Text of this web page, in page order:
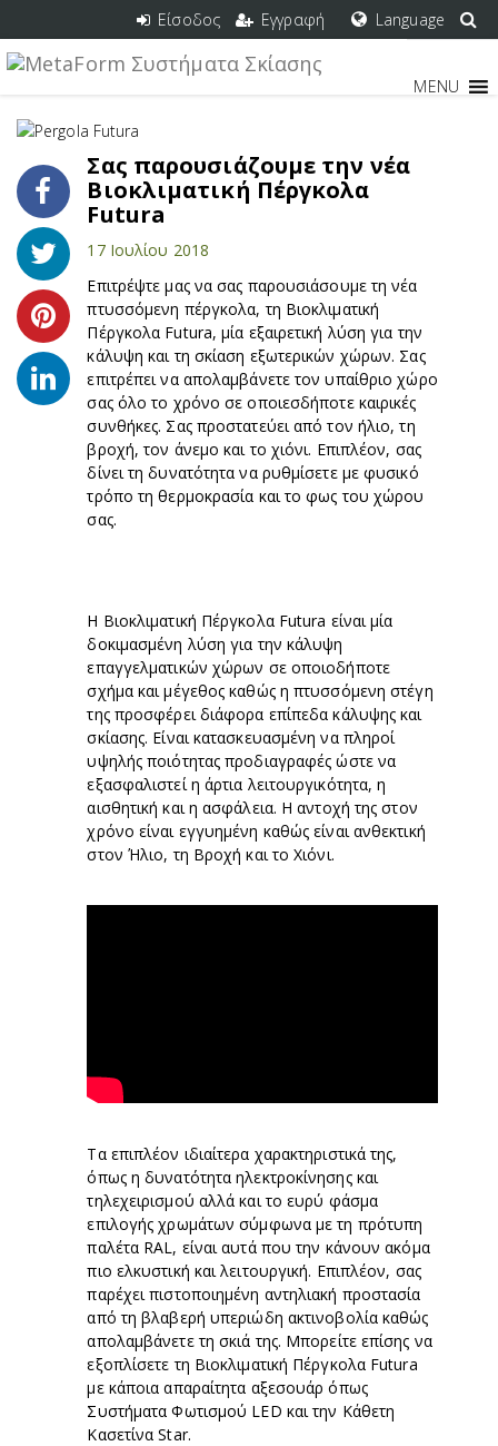
Είσοδος Εγγραφή Language
MENU
Σας παρουσιάζουμε την νέα
Βιοκλιματική Πέργκολα
Futura
17 Ιουλίου 2018
Επιτρέψτε μας να σας παρουσιάσουμε τη νέα
πτυσσόμενη πέργκολα, τη Βιοκλιματική
Πέργκολα Futura, μία εξαιρετική λύση για την
κάλυψη και τη σκίαση εξωτερικών χώρων. Σας
επιτρέπει να απολαμβάνετε τον υπαίθριο χώρο
σας όλο το χρόνο σε οποιεσδήποτε καιρικές
συνθήκες. Σας προστατεύει από τον ήλιο, τη
βροχή, τον άνεμο και το χιόνι. Επιπλέον, σας
δίνει τη δυνατότητα να ρυθμίσετε με φυσικό
τρόπο τη θερμοκρασία και το φως του χώρου
σας.
Η Βιοκλιματική Πέργκολα Futura είναι μία
δοκιμασμένη λύση για την κάλυψη
επαγγελματικών χώρων σε οποιοδήποτε
σχήμα και μέγεθος καθώς η πτυσσόμενη στέγη
της προσφέρει διάφορα επίπεδα κάλυψης και
σκίασης. Είναι κατασκευασμένη να πληροί
υψηλής ποιότητας προδιαγραφές ώστε να
εξασφαλιστεί η άρτια λειτουργικότητα, η
αισθητική και η ασφάλεια. Η αντοχή της στον
χρόνο είναι εγγυημένη καθώς είναι ανθεκτική
στον Ήλιο, τη Βροχή και το Χιόνι.
Τα επιπλέον ιδιαίτερα χαρακτηριστικά της,
όπως η δυνατότητα ηλεκτροκίνησης και
τηλεχειρισμού αλλά και το ευρύ φάσμα
επιλογής χρωμάτων σύμφωνα με τη πρότυπη
παλέτα RAL, είναι αυτά που την κάνουν ακόμα
πιο ελκυστική και λειτουργική. Επιπλέον, σας
παρέχει πιστοποιημένη αντηλιακή προστασία
από τη βλαβερή υπεριώδη ακτινοβολία καθώς
απολαμβάνετε τη σκιά της. Μπορείτε επίσης να
εξοπλίσετε τη Βιοκλιματική Πέργκολα Futura
με κάποια απαραίτητα αξεσουάρ όπως
Συστήματα Φωτισμού LED και την Κάθετη
Κασετίνα Star.